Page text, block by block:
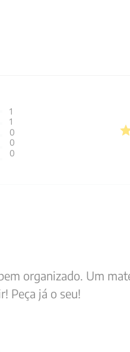
1
1
0
0
0
organizado. Um
Peça já o seu!